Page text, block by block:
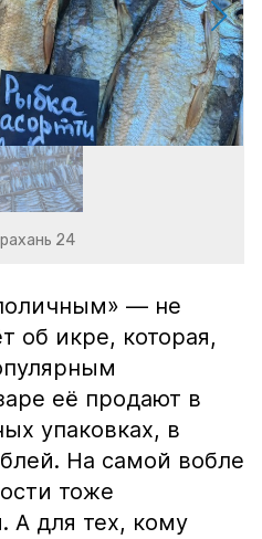
24
— не
об икре, которая,
её продают в
упаковках, в
На самой вобле
тоже
А для тех, кому